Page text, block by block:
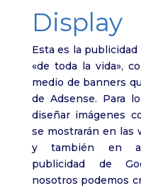
Display
Esta es la
«de toda la vida»,
medio de banners
de Adsense. Para
diseñar imágenes
se mostrarán en las
y también en
publicidad de
nosotros podemos